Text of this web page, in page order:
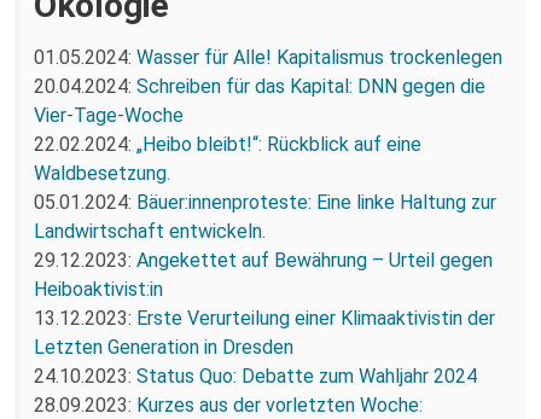
01.05.2024: Wasser für Alle! Kapitalismus trockenlegen
20.04.2024: Schreiben für das Kapital: DNN gegen die
Vier-Tage-Woche
22.02.2024: „Heibo bleibt!“: Rückblick auf eine
Waldbesetzung.
05.01.2024: Bäuer:innenproteste: Eine linke Haltung zur
Landwirtschaft entwickeln.
29.12.2023: Angekettet auf Bewährung – Urteil gegen
Heiboaktivist:in
13.12.2023: Erste Verurteilung einer Klimaaktivistin der
Letzten Generation in Dresden
24.10.2023: Status Quo: Debatte zum Wahljahr 2024
28.09.2023: Kurzes aus der vorletzten Woche: